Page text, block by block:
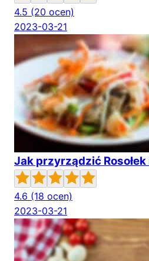
4.5 (20 ocen)
2023-03-21
Jak przyrządzić
4.6 (18 ocen)
2023-03-21